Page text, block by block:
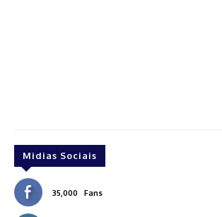
Midias Sociais
35,000 Fans